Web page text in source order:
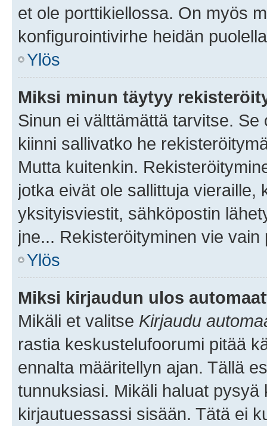
et ole porttikiellossa. On myös
konfigurointivirhe heidän
Ylös
Miksi minun täytyy
Sinun ei välttämättä tarvitse.
kiinni sallivatko he
Mutta kuitenkin.
jotka eivät ole sallittuja vieraille,
yksityisviestit, sähköpostin
jne... Rekisteröityminen vie
Ylös
Miksi kirjaudun ulos
Mikäli et valitse Kirjaudu
rastia keskustelufoorumi pitää
ennalta määritellyn ajan. Tällä
tunnuksiasi. Mikäli haluat
kirjautuessassi sisään. Tätä ei